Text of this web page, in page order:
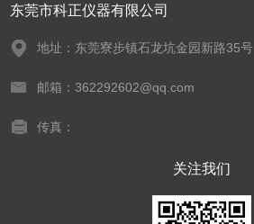
东莞市科正仪器有限公司
地址：东莞寮步镇石龙坑金园新路35号
邮箱：362292602@qq.com
传真：
关注我们